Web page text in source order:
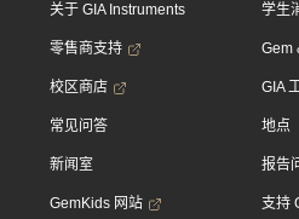
关于 GIA Instruments
零售商支持
校区商店
常见问答
新闻室
GemKids 网站
学生
Gem
GIA
地点
报告
支持